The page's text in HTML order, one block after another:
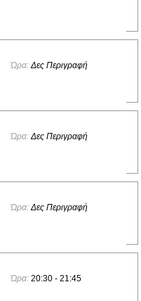
Ώρα:Δες Περιγραφή
Ώρα:Δες Περιγραφή
Ώρα:Δες Περιγραφή
Ώρα: 20:30 - 21:45